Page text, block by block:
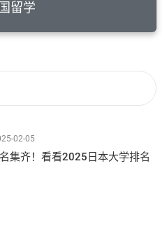
留学
02-05
集齐！看看2025日本大学排名